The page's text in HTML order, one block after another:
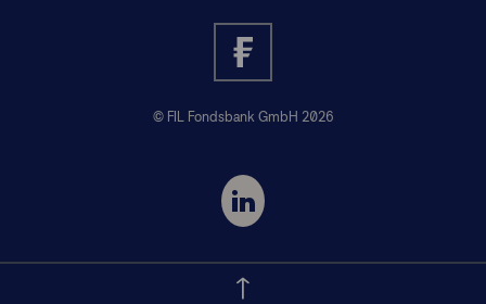
© FIL Fondsbank GmbH 2026